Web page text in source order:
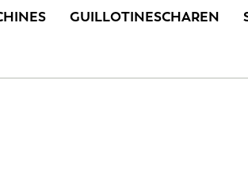
GUILLOTINESCHAREN